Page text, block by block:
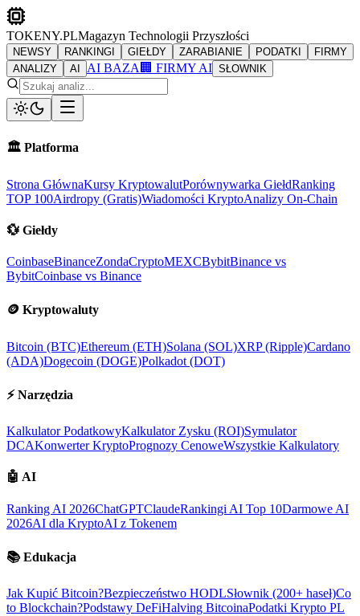
TOKENY.PLMagazyn Technologii Przyszłości
NEWSY RANKINGI GIEŁDY ZARABIANIE PODATKI
FIRMY
ANALIZY
AI AI BAZA 🏢 FIRMY AI SŁOWNIK
🏛️ Platforma
Strona GłównaKursy KryptowalutPorównywarka GiełdRanking
TOP 100Airdropy (Gratis)Wiadomości KryptoAnalizy On-Chain
💱 Giełdy
CoinbaseBinanceZondaCryptoMEXCBybitBinance vs
BybitCoinbase vs Binance
🪙 Kryptowaluty
Bitcoin (BTC)Ethereum (ETH)Solana (SOL)XRP (Ripple)Cardano
(ADA)Dogecoin (DOGE)Polkadot (DOT)
⚡ Narzędzia
Kalkulator PodatkowyKalkulator Zysku (ROI)Symulator
DCAKonwerter KryptoPrognozy CenoweWszystkie Kalkulatory
🤖 AI
Ranking AI 2026ChatGPTClaudeRankingi AI Top 10Darmowe AI
2026AI dla KryptoAI z Tokenem
📚 Edukacja
Jak Kupić Bitcoin?Bezpieczeństwo HODLSłownik (200+ haseł)Co
to Blockchain?Podstawy DeFiHalving BitcoinaPodatki Krypto PL